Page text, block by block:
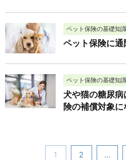
ペット保険の基礎知
ペット保険に通
ペット保険の基礎知識
犬や猫の糖尿
険の補償対象に
1 2 …